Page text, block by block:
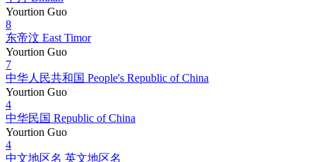
Yourtion Guo
8
东帝汶 East Timor
Yourtion Guo
7
中华人民共和国 People's Republic of China
Yourtion Guo
4
中华民国 Republic of China
Yourtion Guo
4
中文地区名 英文地区名